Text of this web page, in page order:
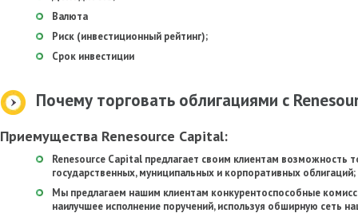
Валюта
Риск (инвестиционный рейтинг);
Срок инвестиции
Почему торговать облигациями с
Приемущества Renesource Capital:
Renesource Capital предлагает своим клиентам возможность
государственных, муниципальных и корпоративных облигаций;
Мы предлагаем нашим клиентам конкурентоспособные
наилучшее исполнение поручений, используя обширную сеть